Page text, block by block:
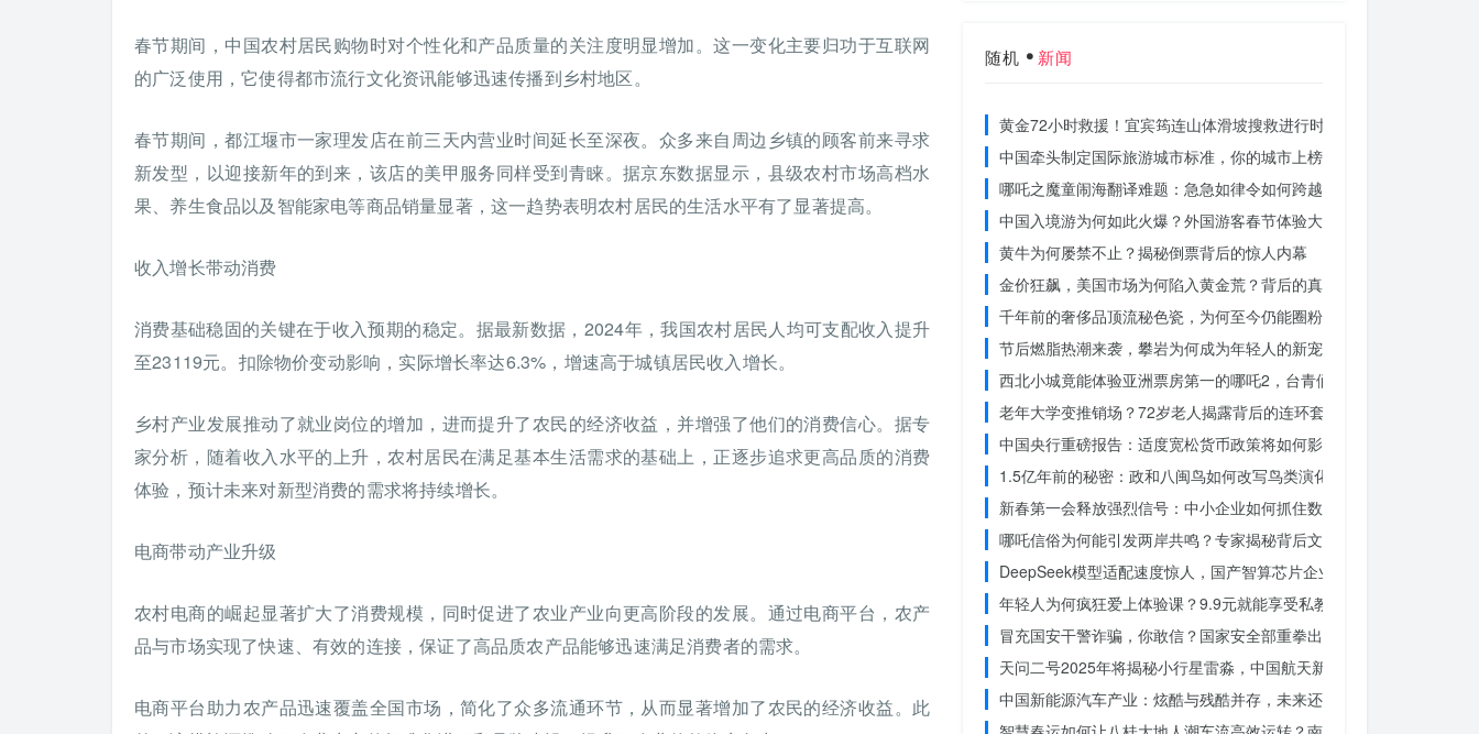
春节期间，中国农村居民购物时对个性化和产品质量的关注度明显增加。这一变化主要归功于互联网
的广泛使用，它使得都市流行文化资讯能够迅速传播到乡村地区。
春节期间，都江堰市一家理发店在前三天内营业时间延长至深夜。众多来自周边乡镇的顾客前来寻求
新发型，以迎接新年的到来，该店的美甲服务同样受到青睐。据京东数据显示，县级农村市场高档水
果、养生食品以及智能家电等商品销量显著，这一趋势表明农村居民的生活水平有了显著提高。
收入增长带动消费
消费基础稳固的关键在于收入预期的稳定。据最新数据，2024年，我国农村居民人均可支配收入提升
至23119元。扣除物价变动影响，实际增长率达6.3%，增速高于城镇居民收入增长。
乡村产业发展推动了就业岗位的增加，进而提升了农民的经济收益，并增强了他们的消费信心。据专
家分析，随着收入水平的上升，农村居民在满足基本生活需求的基础上，正逐步追求更高品质的消费
体验，预计未来对新型消费的需求将持续增长。
电商带动产业升级
农村电商的崛起显著扩大了消费规模，同时促进了农业产业向更高阶段的发展。通过电商平台，农产
品与市场实现了快速、有效的连接，保证了高品质农产品能够迅速满足消费者的需求。
电商平台助力农产品迅速覆盖全国市场，简化了众多流通环节，从而显著增加了农民的经济收益。此
随机 新闻
黄金72小时救援！宜宾筠连山体滑坡搜救进行时，无人机遥感技术助力
中国牵头制定国际旅游城市标准，你的城市上榜了吗？
哪吒之魔童闹海翻译难题：急急如律令如何跨越文化鸿沟？
中国入境游为何如此火爆？外国游客春节体验大揭秘
黄牛为何屡禁不止？揭秘倒票背后的惊人内幕
金价狂飙，美国市场为何陷入黄金荒？背后的真相令人
千年前的奢侈品顶流秘色瓷，为何至今仍能圈粉世界？揭秘其神秘魅力
节后燃脂热潮来袭，攀岩为何成为年轻人的新宠？
西北小城竟能体验亚洲票房第一的哪吒2，台青们为何如此惊叹？
老年大学变推销场？72岁老人揭露背后的连环套
中国央行重磅报告：适度宽松货币政策将如何影响你的消费？
1.5亿年前的秘密：政和八闽鸟如何改写鸟类演化历史？
新春第一会释放强烈信号：中小企业如何抓住数字化转型的机遇？
哪吒信俗为何能引发两岸共鸣？专家揭秘背后文化符号的力量
DeepSeek模型适配速度惊人，国产智算芯片企业仅用一周完成！未
年轻人为何疯狂爱上体验课？9.9元就能享受私教课的秘密
冒充国安干警诈骗，你敢信？国家安全部重拳出击，犯罪团伙被一网
天问二号2025年将揭秘小行星雷淼，中国航天新时代即将开启
中国新能源汽车产业：炫酷与残酷并存，未来还能走多远？